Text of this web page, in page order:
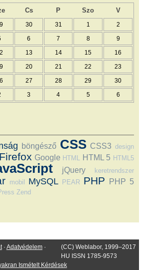
Cs P Szo V
30 31 1 2
6 7 8 9
13 14 15 16
20 21 22 23
27 28 29 30
3 4 5 6
böngésző CSS CSS3 design
Firefox Google HTML HTML 5 HTML5
jQuery keretrendszer
mobil MySQL PEAR PHP PHP 5
Zend
(CC) Weblabor, 1999–2017
HU ISSN 1785-9573
· Adatvédelem·
Ismételt Kérdések